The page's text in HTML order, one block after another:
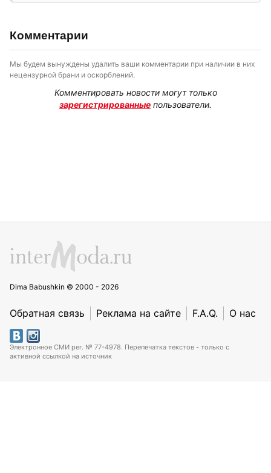
Комментарии
Мы будем вынуждены удалить ваши комментарии при наличии в них
нецензурной брани и оскорблений.
Комментировать новости могут только
зарегистрированные пользователи.
Dima Babushkin © 2000 - 2026
Обратная связь Реклама на сайте F.A.Q. О нас
Электронное СМИ рег. № 77-4978. Перепечатка текстов - только с
активной ссылкой на источник